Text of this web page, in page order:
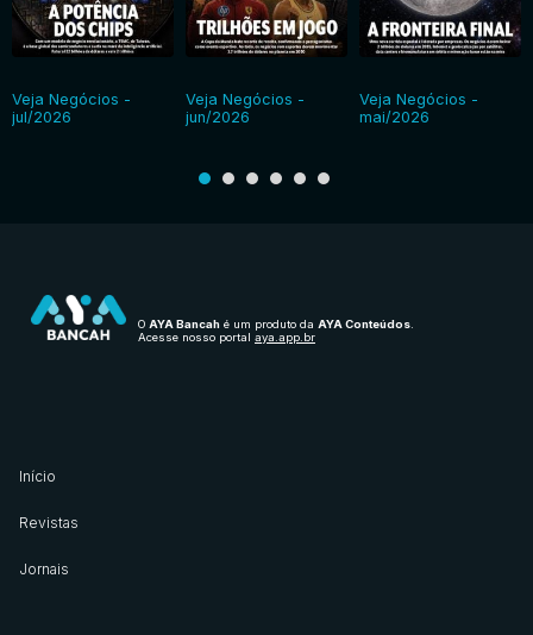
Veja Negócios -
jul/2026
Veja Negócios -
jun/2026
Veja Negócios -
mai/2026
O AYA Bancah é um produto da AYA Conteúdos
Acesse nosso portal aya.app.br
Início
Revistas
Jornais